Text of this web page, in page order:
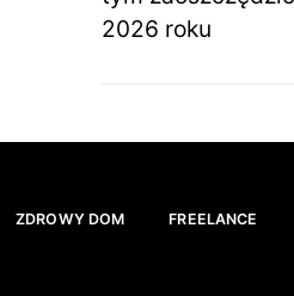
2026 roku
ZDROWY DOM FREELANCE